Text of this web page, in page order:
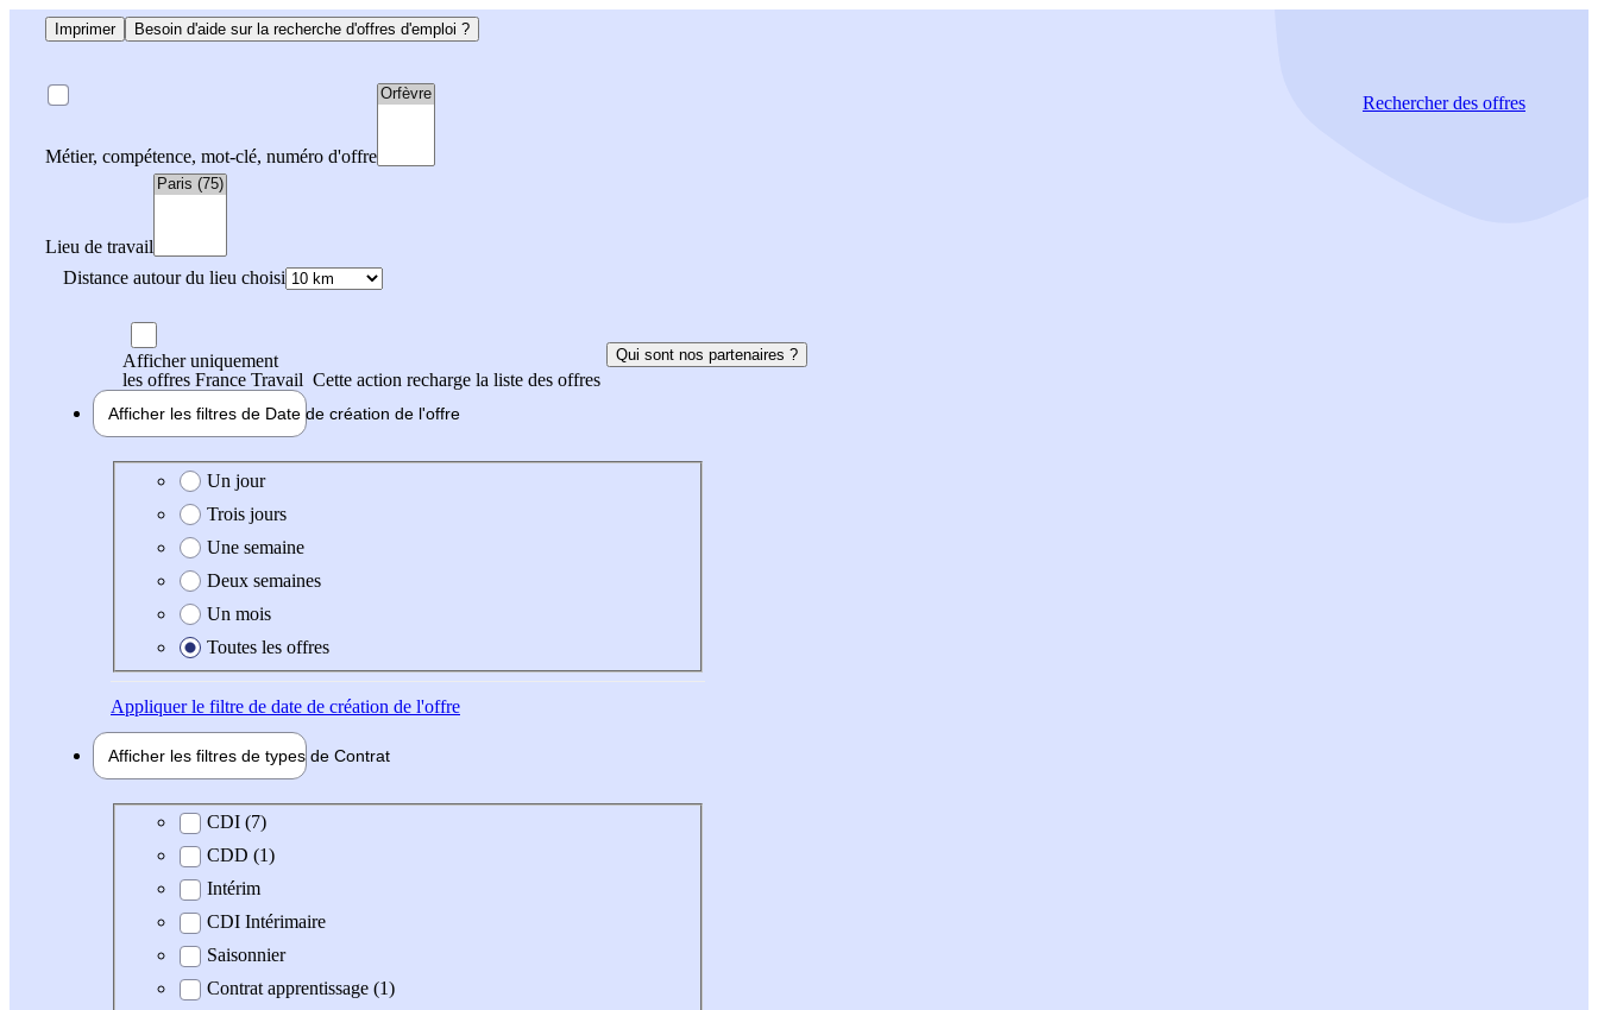
Imprimer Besoin d'aide sur la recherche d'offres d'emploi ?
Métier, compétence, mot-clé, numéro d'offre
Lieu de travail
Distance autour du lieu choisi
Rechercherdes offres
Afficher uniquement
les offres France Travail Cette action recharge la liste des offres
Qui sont nos partenaires ?
Afficher les filtres de Date de création de l'offre
Date de création de l'offre
Un jour
Trois jours
Une semaine
Deux semaines
Un mois
Toutes les offres
Appliquerle filtre de date de création de l'offre
Afficher les filtres de types de Contrat
Type de contrat
CDI (7)
CDD (1)
Intérim
CDI Intérimaire
Saisonnier
Contrat apprentissage (1)